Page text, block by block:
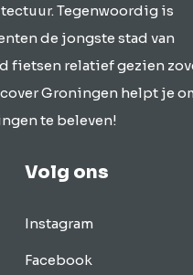
Tegenwoordig is
de jongste stad van
fietsen relatief gezien
Groningen helpt je
te beleven!
Volg ons
Instagram
Facebook